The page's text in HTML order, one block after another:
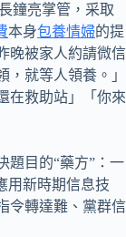
鐘亮掌管，采取
本身包養情婦的提
晚被家人約請微信
就等人領養。」
在救助站」「你來
題目的“藥方”：一
用新時期信息技
令轉達難、黨群信